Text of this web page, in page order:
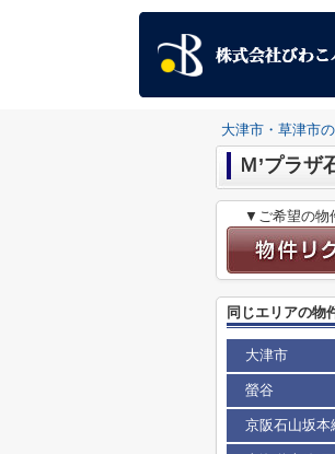
大津市・草津市
Ｍ’プラザ
▼ご希望の物
同じエリアの物
大津市
螢谷
京阪石山坂本